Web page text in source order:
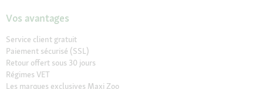
Vos avantages
Service client gratuit
Paiement sécurisé (SSL)
Retour offert sous 30 jours
Régimes VET
Les marques exclusives Maxi Zoo